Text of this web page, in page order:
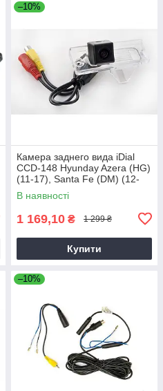
–10%
Камера заднего вида iDial
CCD-148 Hyunday Azera (HG)
(11-17), Santa Fe (DM) (12-
18), Grand Santa Fe (NC)
В наявності
1 169,10 ₴ 1 299 ₴
Купити
–10%